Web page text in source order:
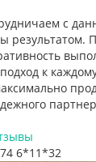
с
результатом.
к
6*11*32